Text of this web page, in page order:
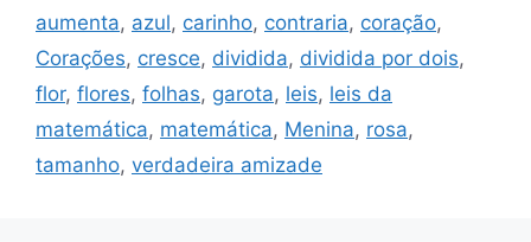
aumenta, azul, carinho, contraria, coração,
Corações, cresce, dividida, dividida por dois,
flor, flores, folhas, garota, leis, leis da
matemática, matemática, Menina, rosa,
tamanho, verdadeira amizade